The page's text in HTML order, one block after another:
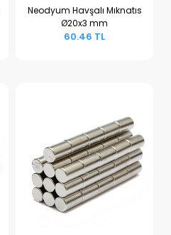
Sepete Ekle
Neodyum Havşalı Mıknatıs
Ø20x3 mm
60.46 TL